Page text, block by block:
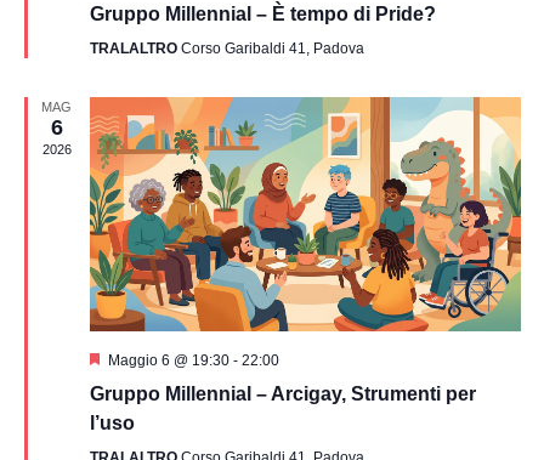
Gruppo Millennial – È tempo di Pride?
TRALALTRO Corso Garibaldi 41, Padova
MAG
6
2026
Segnalati
Maggio 6 @ 19:30- 22:00
Gruppo Millennial – Arcigay, Strumenti per
l’uso